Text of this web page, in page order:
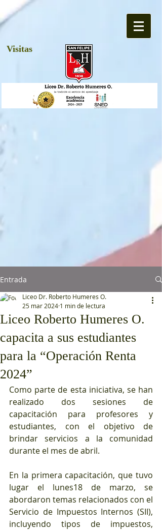
Visitas
Entrada
Liceo Roberto Humeres O.
capacita a sus estudiantes
para la “Operación Renta
2024”
Liceo Dr. Roberto Humeres O.
25 mar 2024 1 min de lectura
Como parte de esta iniciativa, se han
realizado dos sesiones de
capacitación para profesores y
estudiantes, con el objetivo de
brindar servicios a la comunidad
durante el mes de abril.
En la primera capacitación, que tuvo
lugar el lunes18 de marzo, se
abordaron temas relacionados con el
Servicio de Impuestos Internos (SII),
incluyendo tipos de impuestos,